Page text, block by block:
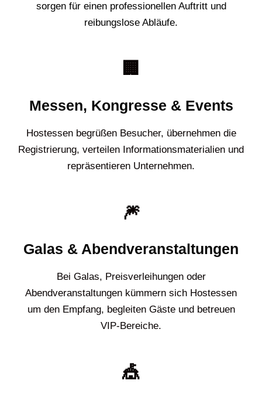
sorgen für einen professionellen Auftritt und
reibungslose Abläufe.
🏢
Messen, Kongresse & Events
Hostessen begrüßen Besucher, übernehmen die
Registrierung, verteilen Informationsmaterialien und
repräsentieren Unternehmen.
🎆
Galas & Abendveranstaltungen
Bei Galas, Preisverleihungen oder
Abendveranstaltungen kümmern sich Hostessen
um den Empfang, begleiten Gäste und betreuen
VIP-Bereiche.
🎪